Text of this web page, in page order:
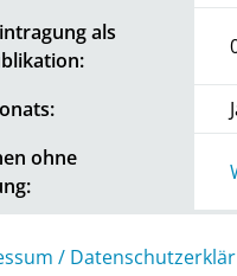
als
ohne
/